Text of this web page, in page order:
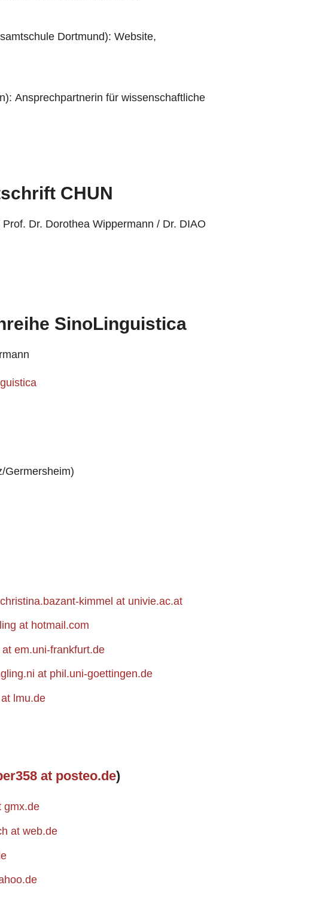
Dortmund): Website,
Ansprechpartnerin für wissenschaftliche
CHUN
Dr. Dorothea Wippermann / Dr. DIAO
SinoLinguistica
Germersheim)
christina.bazant-kimmel at univie.ac.at
at hotmail.com
at em.uni-frankfurt.de
at phil.uni-goettingen.de
lmu.de
at posteo.de)
gmx.de
at web.de